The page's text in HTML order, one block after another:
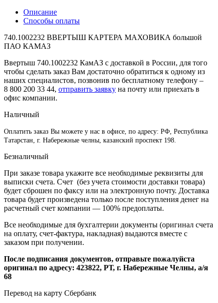
Описание
Способы оплаты
740.1002232 ВВЕРТЫШ КАРТЕРА МАХОВИКА большой
ПАО КАМАЗ
Ввертыш 740.1002232 КамАЗ с доставкой в России, для того
чтобы сделать заказ Вам достаточно обратиться к одному из
наших специалистов, позвонив по бесплатному телефону –
8 800 200 33 44, отправить заявку на почту или приехать в
офис компании.
Наличный
Оплатить заказ Вы можете у нас в офисе, по адресу: РФ, Республика
Татарстан, г. Набережные челны, казанский проспект 198.
Безналичный
При заказе товара укажите все необходимые реквизиты для
выписки счета. Счет (без учета стоимости доставки товара)
будет сброшен по факсу или на электронную почту. Доставка
товара будет произведена только после поступления денег на
расчетный счет компании — 100% предоплаты.
Все необходимые для бухгалтерии документы (оригинал счета
на оплату, счет-фактура, накладная) выдаются вместе с
заказом при получении.
После подписания документов, отправьте пожалуйста
оригинал по адресу: 423822, РТ, г. Набережные Челны, а/я
68
Перевод на карту Сбербанк